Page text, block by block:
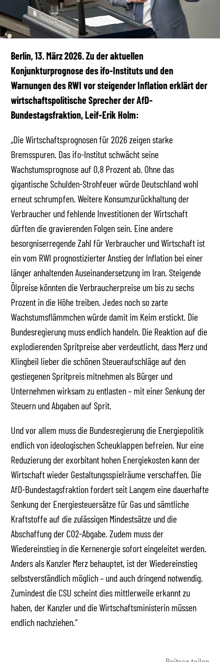
Berlin, 13. März 2026. Zu der aktuellen
Konjunkturprognose des ifo-Instituts und den
Warnungen des RWI vor steigender Inflation erklärt der
wirtschaftspolitische Sprecher der AfD-
Bundestagsfraktion, Leif-Erik Holm:
„Die Wirtschaftsprognosen für 2026 zeigen starke
Bremsspuren. Das ifo-Institut schwächt seine
Wachstumsprognose auf 0,8 Prozent ab. Ohne das
gigantische Schulden-Strohfeuer würde Deutschland wohl
erneut schrumpfen. Weitere Konsumzurückhaltung der
Verbraucher und fehlende Investitionen der Wirtschaft
dürften die gravierenden Folgen sein. Eine andere
besorgniserregende Zahl für Verbraucher und Wirtschaft ist
ein vom RWI prognostizierter Anstieg der Inflation bei einer
länger anhaltenden Auseinandersetzung im Iran. Steigende
Ölpreise könnten die Verbraucherpreise um bis zu sechs
Prozent in die Höhe treiben. Jedes noch so zarte
Wachstumsflämmchen würde damit im Keim erstickt. Die
Bundesregierung muss endlich handeln. Die Reaktion auf die
explodierenden Spritpreise aber verdeutlicht, dass Merz und
Klingbeil lieber die schönen Steueraufschläge auf den
gestiegenen Spritpreis mitnehmen als Bürger und
Unternehmen wirksam zu entlasten – mit einer Senkung der
Steuern und Abgaben auf Sprit.
Und vor allem muss die Bundesregierung die Energiepolitik
endlich von ideologischen Scheuklappen befreien. Nur eine
Reduzierung der exorbitant hohen Energiekosten kann der
Wirtschaft wieder Gestaltungsspielräume verschaffen. Die
AfD-Bundestagsfraktion fordert seit Langem eine dauerhafte
Senkung der Energiesteuersätze für Gas und sämtliche
Kraftstoffe auf die zulässigen Mindestsätze und die
Abschaffung der CO2-Abgabe. Zudem muss der
Wiedereinstieg in die Kernenergie sofort eingeleitet werden.
Anders als Kanzler Merz behauptet, ist der Wiedereinstieg
selbstverständlich möglich – und auch dringend notwendig.
Zumindest die CSU scheint dies mittlerweile erkannt zu
haben, der Kanzler und die Wirtschaftsministerin müssen
endlich nachziehen.“